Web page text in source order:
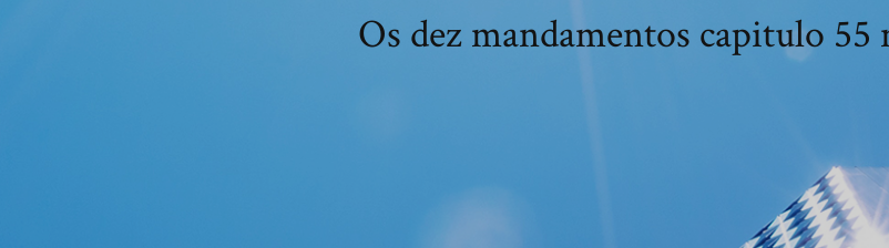
Os dez mandamentos capitulo 55